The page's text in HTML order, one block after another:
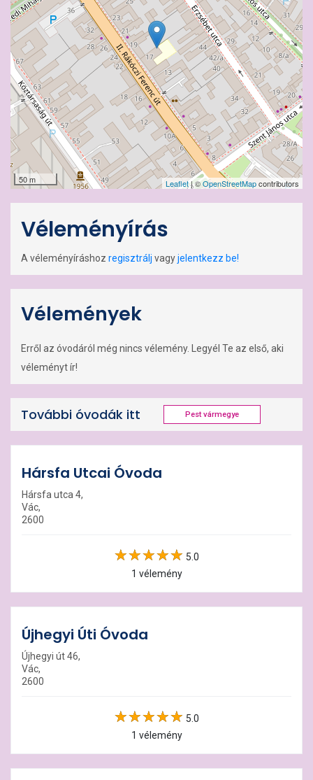
50 m Leaflet| ©OpenStreetMapcontributors
Véleményírás
A véleményíráshoz regisztrálj vagyjelentkezz be!
Vélemények
Erről az óvodáról még nincs vélemény. Legyél Te az első, aki
véleményt ír!
További óvodák itt Pest vármegye
Hársfa Utcai Óvoda
Hársfa utca 4,
Vác,
2600
5.0
1 vélemény
Újhegyi Úti Óvoda
Újhegyi út 46,
Vác,
2600
5.0
1 vélemény